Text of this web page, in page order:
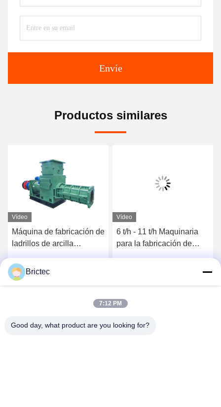
Envíe
Productos similares
Vídeo
Máquina de fabricación de
ladrillos de arcilla
Extrusora de ladrillos al
vacío
Vídeo
6 t/h - 11 t/h Maquinaria
para la fabricación de
Brictec
7:12 PM
Good day, what product are you looking for?